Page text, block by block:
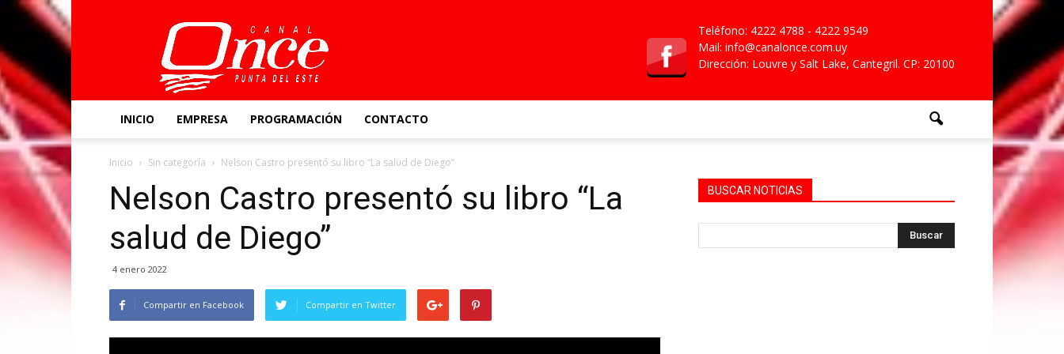
Canal
Once
Teléfono: 4222 4788 - 4222 9549
Mail: info@canalonce.com.uy
Dirección: Louvre y Salt Lake, Cantegril. CP: 20100
INICIO EMPRESA PROGRAMACIÓN CONTACTO
Inicio Sin categoría Nelson Castro presentó su libro “La salud de Diego”
Nelson Castro presentó su libro “La
salud de Diego”
4 enero 2022
Compartir en Facebook Compartir en Twitter
BUSCAR NOTICIAS